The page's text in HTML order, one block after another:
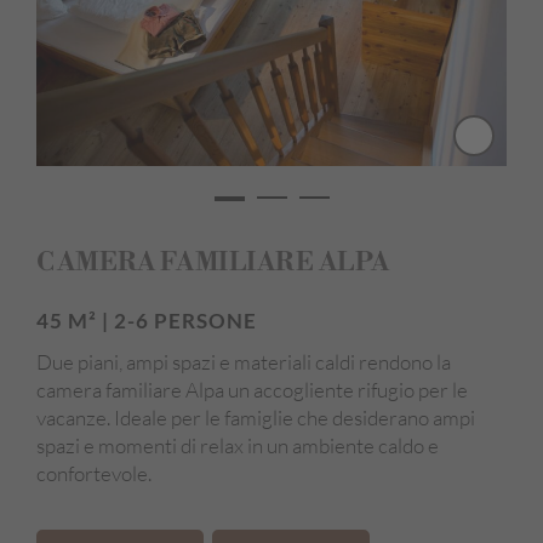
Asciugacapelli
Accappatoio e asciugamani da bagno
Pulizia giornaliera inclusa
Vista panoramica
Edificio principale
CAMERA FAMILIARE ALPA
45 M² | 2-6 PERSONE
Due piani, ampi spazi e materiali caldi rendono la
camera familiare Alpa un accogliente rifugio per le
vacanze. Ideale per le famiglie che desiderano ampi
spazi e momenti di relax in un ambiente caldo e
confortevole.